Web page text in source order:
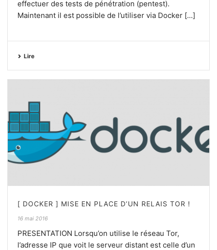
effectuer des tests de pénétration (pentest).
Maintenant il est possible de l’utiliser via Docker [...]
Lire
[ DOCKER ] MISE EN PLACE D’UN RELAIS TOR !
16 mai 2016
PRESENTATION Lorsqu’on utilise le réseau Tor,
l’adresse IP que voit le serveur distant est celle d’un